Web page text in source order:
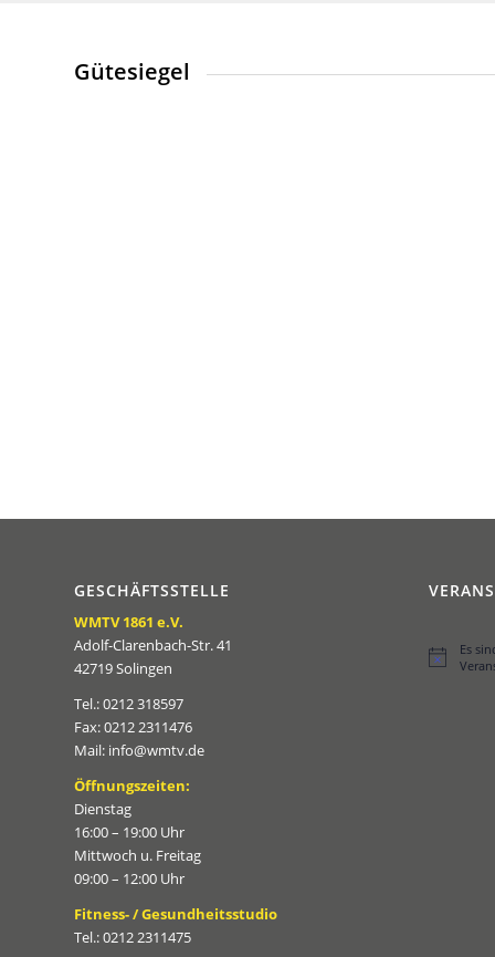
Gütesiegel
GESCHÄFTSSTELLE
WMTV 1861 e.V.
Adolf-Clarenbach-Str. 41
42719 Solingen
Tel.: 0212 318597
Fax: 0212 2311476
Mail: info@wmtv.de
Öffnungszeiten:
Dienstag
16:00 – 19:00 Uhr
Mittwoch u. Freitag
09:00 – 12:00 Uhr
Fitness- / Gesundheitsstudio
Tel.: 0212 2311475
Hinweis
Es